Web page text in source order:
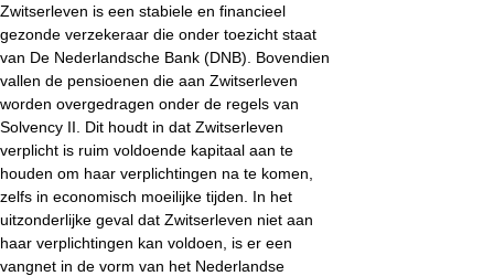
Zwitserleven is een stabiele en financieel
gezonde verzekeraar die onder toezicht staat
van De Nederlandsche Bank (DNB). Bovendien
vallen de pensioenen die aan Zwitserleven
worden overgedragen onder de regels van
Solvency II. Dit houdt in dat Zwitserleven
verplicht is ruim voldoende kapitaal aan te
houden om haar verplichtingen na te komen,
zelfs in economisch moeilijke tijden. In het
uitzonderlijke geval dat Zwitserleven niet aan
haar verplichtingen kan voldoen, is er een
vangnet in de vorm van het Nederlandse